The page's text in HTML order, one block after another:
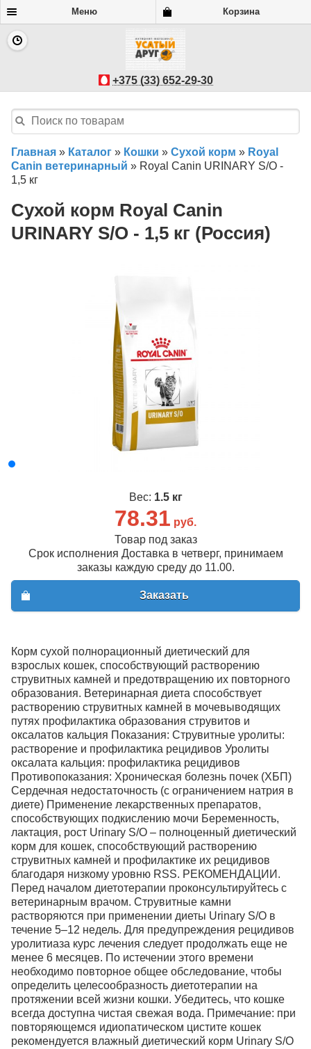
Меню Корзина
+375 (33) 652-29-30
Главная » Каталог » Кошки » Сухой корм » Royal
Canin ветеринарный » Royal Canin URINARY S/O -
1,5 кг
Сухой корм Royal Canin
URINARY S/O - 1,5 кг (Россия)
Вес: 1.5 кг
78.31 руб.
Товар под заказ
Срок исполнения Доставка в четверг, принимаем
заказы каждую среду до 11.00.
Заказать
Корм сухой полнорационный диетический для
взрослых кошек, способствующий растворению
струвитных камней и предотвращению их повторного
образования. Ветеринарная диета способствует
растворению струвитных камней в мочевыводящих
путях профилактика образования струвитов и
оксалатов кальция Показания: Струвитные уролиты:
растворение и профилактика рецидивов Уролиты
оксалата кальция: профилактика рецидивов
Противопоказания: Хроническая болезнь почек (ХБП)
Сердечная недостаточность (с ограничением натрия в
диете) Применение лекарственных препаратов,
способствующих подкислению мочи Беременность,
лактация, рост Urinary S/O – полноценный диетический
корм для кошек, способствующий растворению
струвитных камней и профилактике их рецидивов
благодаря низкому уровню RSS. РЕКОМЕНДАЦИИ.
Перед началом диетотерапии проконсультируйтесь с
ветеринарным врачом. Струвитные камни
растворяются при применении диеты Urinary S/O в
течение 5–12 недель. Для предупреждения рецидивов
уролитиаза курс лечения следует продолжать еще не
менее 6 месяцев. По истечении этого времени
необходимо повторное общее обследование, чтобы
определить целесообразность диетотерапии на
протяжении всей жизни кошки. Убедитесь, что кошке
всегда доступна чистая свежая вода. Примечание: при
повторяющемся идиопатическом цистите кошек
рекомендуется влажный диетический корм Urinary S/O